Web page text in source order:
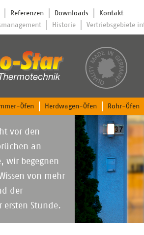
Referenzen Downloads
Kontakt
Historie Vertriebsgebiete
Öfen Herdwagen-Öfen Rohr-Öfen
vor den
an
wir begegnen
von mehr
der
ersten Stunde.